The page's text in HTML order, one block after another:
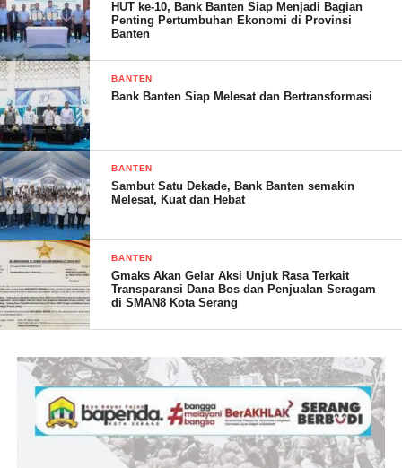
“Lihat nanti jawaban dari Distan. Apakah sengaja dibiarkan
kotor atau memang Kepala Dinas nya tidak peduli terhadap
kebersihan lingkungan kerja,” ujarnya.
Pantauan awak media, tidak hanya toilet yang terlihat kotor dan
tidak terawat, tetapi disejumlah ruangan juga tampak kotor dan
berantakan. Hanya ruangan Kepala Dinas yang tampak bersih
dan rapih. (Dinar)
Post Views:
HUT ke-10, Bank Banten Siap Menjadi Bagian
Penting Pertumbuhan Ekonomi di Provinsi
Banten
BANTEN
Bank Banten Siap Melesat dan Bertransformasi
BANTEN
Sambut Satu Dekade, Bank Banten semakin
Melesat, Kuat dan Hebat
BANTEN
Gmaks Akan Gelar Aksi Unjuk Rasa Terkait
Transparansi Dana Bos dan Penjualan Seragam
di SMAN8 Kota Serang